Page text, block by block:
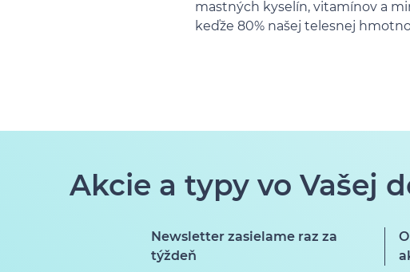
mastných kyselín, vitamínov a
keďže 80% našej telesnej
Akcie a typy vo Vašej
Newsletter zasielame raz za
týždeň